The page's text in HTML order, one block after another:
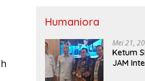
Humaniora
Mei 21,
Ketum
JAM